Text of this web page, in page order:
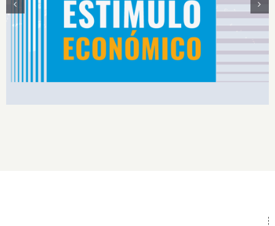
Estímulos Económicos para Deportistas de Alto
Rendimiento IS2026